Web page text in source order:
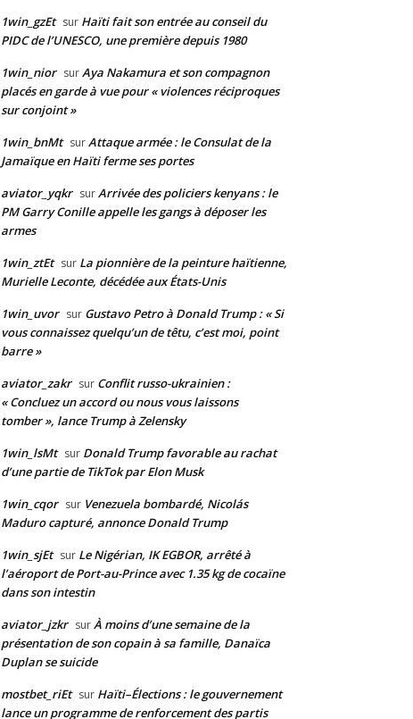
1win_gzEt sur Haïti fait son entrée au conseil du
PIDC de l’UNESCO, une première depuis 1980
1win_nior surAya Nakamura et son compagnon
placés en garde à vue pour « violences réciproques
sur conjoint »
1win_bnMt surAttaque armée : le Consulat de la
Jamaïque en Haïti ferme ses portes
aviator_yqkr surArrivée des policiers kenyans : le
PM Garry Conille appelle les gangs à déposer les
armes
1win_ztEt sur La pionnière de la peinture haïtienne,
Murielle Leconte, décédée aux États-Unis
1win_uvor sur Gustavo Petro à Donald Trump : « Si
vous connaissez quelqu’un de têtu, c’est moi, point
barre »
aviator_zakr sur Conflit russo-ukrainien :
« Concluez un accord ou nous vous laissons
tomber », lance Trump à Zelensky
1win_lsMt sur Donald Trump favorable au rachat
d’une partie de TikTok par Elon Musk
1win_cqor sur Venezuela bombardé, Nicolás
Maduro capturé, annonce Donald Trump
1win_sjEt sur Le Nigérian, IK EGBOR, arrêté à
l’aéroport de Port-au-Prince avec 1.35 kg de cocaïne
dans son intestin
aviator_jzkr surÀ moins d’une semaine de la
présentation de son copain à sa famille, Danaïca
Duplan se suicide
mostbet_riEt sur Haïti–Élections : le gouvernement
lance un programme de renforcement des partis